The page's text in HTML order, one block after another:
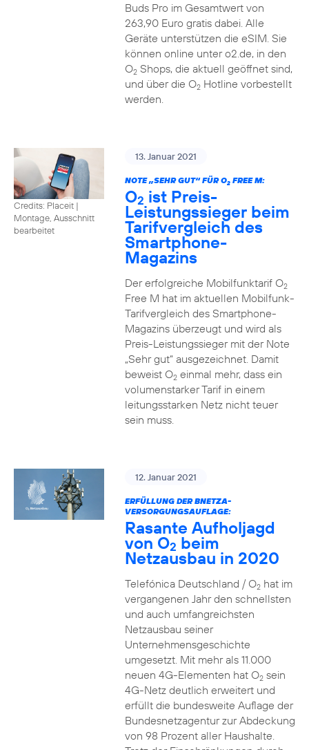
Buds Pro im Gesamtwert von
263,90 Euro gratis dabei. Alle
Geräte unterstützen die eSIM. Sie
können online unter o2.de, in den
O2Shops, die aktuell geöffnet sind,
und über die O2Hotline vorbestellt
werden.
Credits: Placeit |
Montage, Ausschnitt
bearbeitet
13. Januar 2021
NOTE „SEHR GUT“ FÜR O2FREE M:
O2 ist Preis-
Leistungssieger beim
Tarifvergleich des
Smartphone-
Magazins
Der erfolgreiche Mobilfunktarif O2
Free M hat im aktuellen Mobilfunk-
Tarifvergleich des Smartphone-
Magazins überzeugt und wird als
Preis-Leistungssieger mit der Note
„Sehr gut“ ausgezeichnet. Damit
beweist O2einmal mehr, dass ein
volumenstarker Tarif in einem
leitungsstarken Netz nicht teuer
sein muss.
12. Januar 2021
ERFÜLLUNG DER BNETZA-
VERSORGUNGSAUFLAGE:
Rasante Aufholjagd
von O2 beim
Netzausbau in 2020
Telefónica Deutschland / O2hat im
vergangenen Jahr den schnellsten
und auch umfangreichsten
Netzausbau seiner
Unternehmensgeschichte
umgesetzt. Mit mehr als 11.000
neuen 4G-Elementen hat O2sein
4G-Netz deutlich erweitert und
erfüllt die bundesweite Auflage der
Bundesnetzagentur zur Abdeckung
von 98 Prozent aller Haushalte.